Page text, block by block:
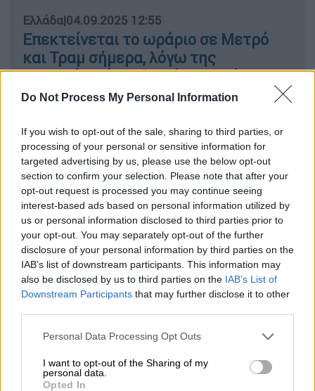
Do Not Process My Personal Information
If you wish to opt-out of the sale, sharing to third parties, or
processing of your personal or sensitive information for
targeted advertising by us, please use the below opt-out
section to confirm your selection. Please note that after your
opt-out request is processed you may continue seeing
interest-based ads based on personal information utilized by
us or personal information disclosed to third parties prior to
your opt-out. You may separately opt-out of the further
disclosure of your personal information by third parties on the
IAB’s list of downstream participants. This information may
also be disclosed by us to third parties on the IAB’s List of
Downstream Participants that may further disclose it to other
Please note that this website/app uses one or more Google
not limited to your visit or usage behaviour. You may click to
grant or deny consent to Google and its third-party tags to
Personal Data Processing Opt Outs
I want to opt-out of the Sharing of my
personal data.
Opted In
Ελλάδα|04.09.2025 12:55
Επεκτείνεται το ωράριο σε Μετρό
και Τραμ σήμερα, λόγω της
συναυλίας «Όλοι Μαζί Μπορούμε»
Σημαντικά σημεία
Απαγόρευση στάσης και στάθμευσης από
Παρασκευή 5/9 06:00 έως Κυριακή 7/9 20:00
σε βασικές οδούς όπως:
Αγγελάκη (ολόκληρη),
Εθν. Αμύνης (από Αγ. Δημητρίου έως
Λευκό Πύργο),
Αγίου Δημητρίου,
Γ. Λαμπράκη,
Αρμενοπούλου,
Ιασωνίδου,